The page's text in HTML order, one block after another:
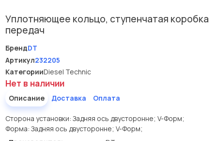
Уплотняющее кольцо, ступенчатая коробка
передач
БрендDT
Артикул232205
КатегорииDiesel Technic
Нет в наличии
Описание Доставка Оплата
Сторона установки: Задняя ось двусторонне; V-Форм;
Форма: Задняя ось двусторонне; V-Форм;